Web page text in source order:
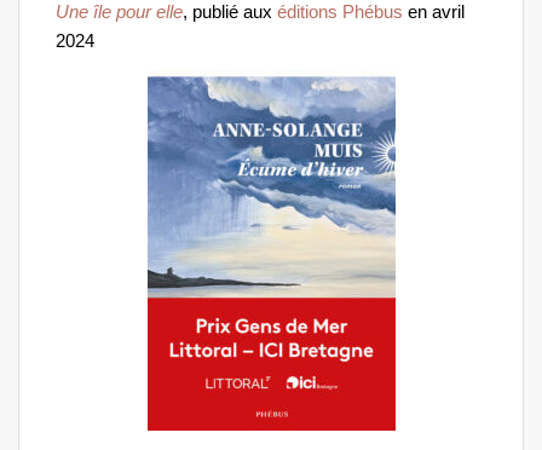
Une île pour elle, publié aux éditions Phébus en avril
2024